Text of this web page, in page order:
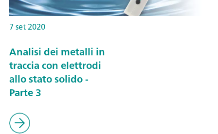
7 set 2020
Analisi dei metalli in
traccia con elettrodi
allo stato solido -
Parte 3